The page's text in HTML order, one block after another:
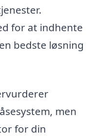
for at indhente
bedste løsning
men
for din